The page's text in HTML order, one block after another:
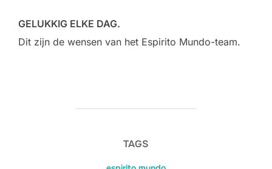
GELUKKIG ELKE DAG.
Dit zijn de wensen van het Espirito Mundo-team.
TAGS